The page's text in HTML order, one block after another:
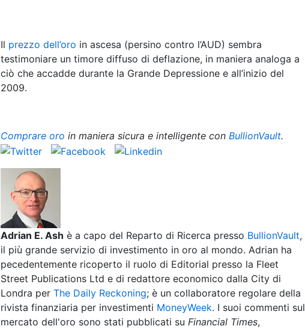
Il prezzo dell’oro in ascesa (persino contro l’AUD) sembra
testimoniare un timore diffuso di deflazione, in maniera analoga a
ciò che accadde durante la Grande Depressione e all’inizio del
2009.
Comprare oro in maniera sicura e intelligente con BullionVault.
Adrian E. Ash è a capo del Reparto di Ricerca presso BullionVault,
il più grande servizio di investimento in oro al mondo. Adrian ha
pecedentemente ricoperto il ruolo di Editorial presso la Fleet
Street Publications Ltd e di redattore economico dalla City di
Londra per The Daily Reckoning; è un collaboratore regolare della
rivista finanziaria per investimenti MoneyWeek. I suoi commenti sul
mercato dell'oro sono stati pubblicati su Financial Times,